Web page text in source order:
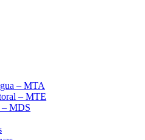
– MTA
– MTE
– MDS